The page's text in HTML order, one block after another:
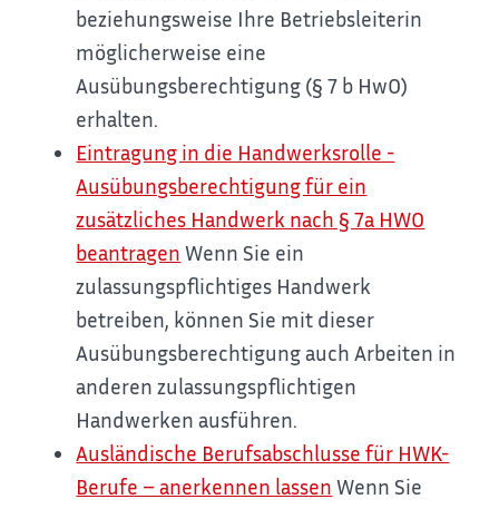
beziehungsweise Ihre Betriebsleiterin
möglicherweise eine
Ausübungsberechtigung (§ 7 b HwO)
erhalten.
Eintragung in die Handwerksrolle -
Ausübungsberechtigung für ein
zusätzliches Handwerk nach § 7a HWO
beantragen Wenn Sie ein
zulassungspflichtiges Handwerk
betreiben, können Sie mit dieser
Ausübungsberechtigung auch Arbeiten in
anderen zulassungspflichtigen
Handwerken ausführen.
Ausländische Berufsabschlusse für HWK-
Berufe – anerkennen lassen Wenn Sie